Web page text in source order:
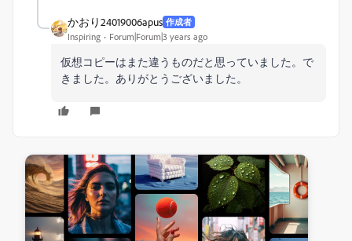
かおり24019006apus 作成者
Inspiring Forum|Forum|3 years ago
仮想コピーはまた違うものだと思っていました。で
きました。ありがとうございました。